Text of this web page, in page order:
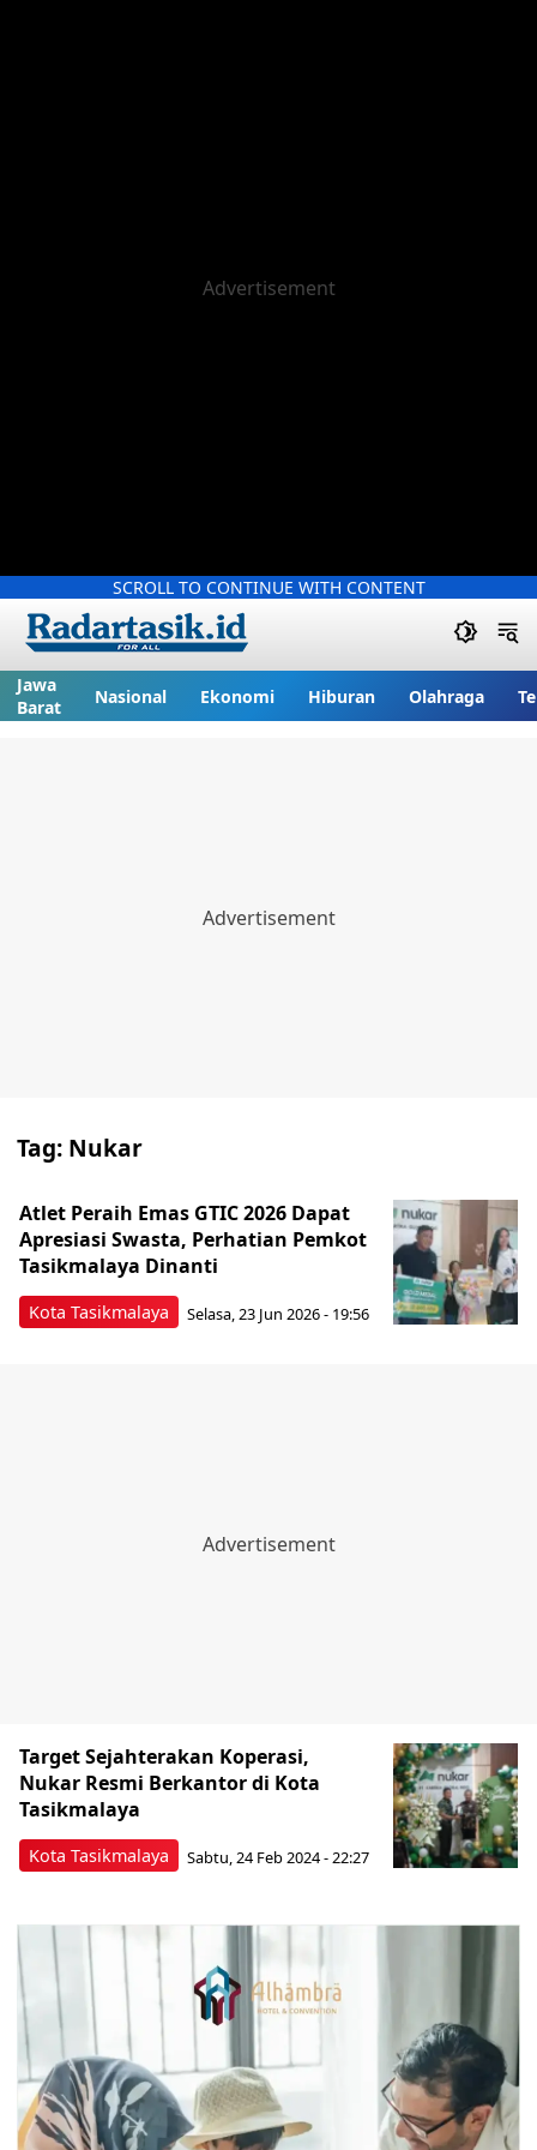
SCROLL TO CONTINUE WITH CONTENT
Jawa
Barat
Nasional Ekonomi Hiburan Olahraga
Tag: Nukar
Kota Tasikmalaya
Atlet Peraih Emas GTIC 2026 Dapat
Apresiasi Swasta, Perhatian Pemkot
Tasikmalaya Dinanti
Selasa, 23 Jun 2026 - 19:56
Kota Tasikmalaya
Target Sejahterakan Koperasi,
Nukar Resmi Berkantor di Kota
Tasikmalaya
Sabtu, 24 Feb 2024 - 22:27